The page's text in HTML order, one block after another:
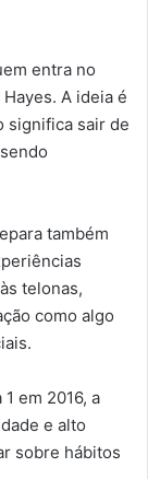
entra no
A ideia é
significa sair de
também
telonas,
como algo
em 2016, a
e alto
sobre hábitos